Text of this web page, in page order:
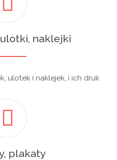
naklejki
ulotek i naklejek, i ich druk
plakaty